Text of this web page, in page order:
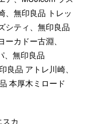
、無印良品 トレッ
シティ、無印良品
カドー古淵、
、無印良品
品 アトレ川崎、
本厚木ミロード
カ